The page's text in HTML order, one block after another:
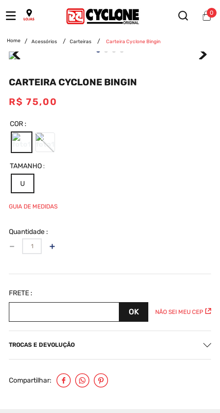
0
Acessórios Carteiras Carteira Cyclone Bingin
CARTEIRA CYCLONE BINGIN
R$ 75,00
COR
TAMANHO
U
GUIA DE MEDIDAS
Quantidade
＋
－
NÃO SEI MEU CEP
TROCAS E DEVOLUÇÃO
Compartilhar